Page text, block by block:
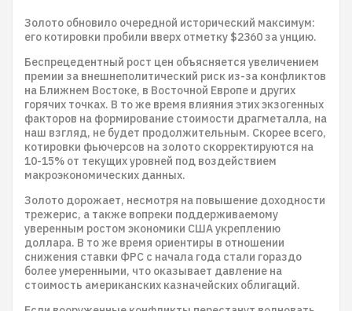
Золото обновило очередной исторический максимум:
его котировки пробили вверх отметку $2360 за унцию.
Беспрецедентный рост цен объясняется увеличением
премии за внешнеполитический риск из-за конфликтов
на Ближнем Востоке, в Восточной Европе и других
горячих точках. В то же время влияния этих экзогенных
факторов на формирование стоимости драгметалла, на
наш взгляд, не будет продолжительным. Скорее всего,
котировки фьючерсов на золото скорректируются на
10-15% от текущих уровней под воздействием
макроэкономических данных.
Золото дорожает, несмотря на повышение доходности
трежерис, а также вопреки поддерживаемому
уверенным ростом экономики США укреплению
доллара. В то же время ориентиры в отношении
снижения ставки ФРС с начала года стали гораздо
более умеренными, что оказывает давление на
стоимость американских казначейских облигаций.